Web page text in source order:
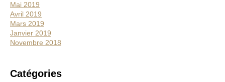
Mai 2019
Avril 2019
Mars 2019
Janvier 2019
Novembre 2018
Catégories